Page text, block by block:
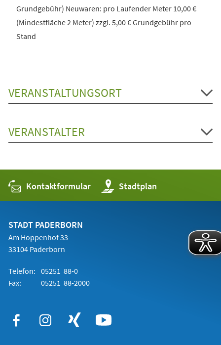
Grundgebühr) Neuwaren: pro Laufender Meter 10,00 €
(Mindestfläche 2 Meter) zzgl. 5,00 € Grundgebühr pro
Stand
VERANSTALTUNGSORT
VERANSTALTER
Kontaktformular Stadtplan
(Öffnet
in
einem
STADT PADERBORN
Am Hoppenhof 33
33104 Paderborn
Telefon: 05251 88-0
Fax:
05251 88-2000